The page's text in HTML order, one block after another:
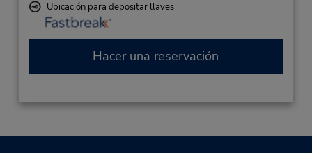
Ubicación para depositar llaves
Hacer una reservación